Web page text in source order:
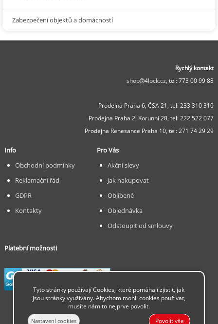
Zabezpečení objektů a domácností
Rychlý kontakt
shop
4lock.cz, tel: 773 00 99 88
Prodejna Praha 6, ČSA 21, tel: 233 310 310
Prodejna Praha 2, Korunní 28, tel: 222 522 077
Prodejna Renesance Praha 10, tel: 271 74 29 29
Info
Obchodní podmínky
Reklamační řád
GDPR
Kontakty
Pro Vás
Akční slevy
Jak nakupovat
Oblíbené
Objednávka
Odstoupit od smlouvy
Platební možnosti
Tyto stránky používají Cookies, které pomáhají zjistit, jak
jsou stránky využívány. Abychom mohli cookies používat,
musíte nám to nejprve povolit.